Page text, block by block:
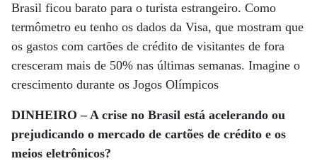
Brasil ficou barato para o turista estrangeiro. Como
termômetro eu tenho os dados da Visa, que mostram que
os gastos com cartões de crédito de visitantes de fora
cresceram mais de 50% nas últimas semanas. Imagine o
crescimento durante os Jogos Olímpicos
DINHEIRO – A crise no Brasil está acelerando ou
prejudicando o mercado de cartões de crédito e os
meios eletrônicos?